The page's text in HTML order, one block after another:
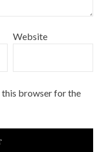
Website
this browser for the